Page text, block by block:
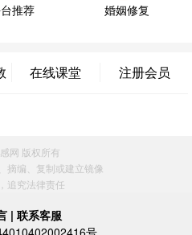
24分钟前
明 通过此页面咨询，已获得专属情感
通过此页面咨询，已获得专属情感方
推荐 婚姻修复
在线课堂 注册会员
网 版权所有
摘编、复制或建立镜像
追究法律责任
| 联系客服